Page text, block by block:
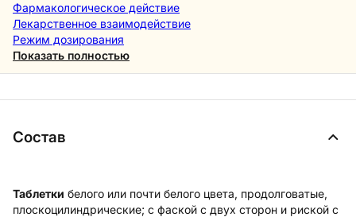
Фармакологическое действие
Лекарственное взаимодействие
Режим дозирования
Показать полностью
Состав
Таблетки белого или почти белого цвета, продолговатые,
плоскоцилиндрические; с фаской с двух сторон и риской с